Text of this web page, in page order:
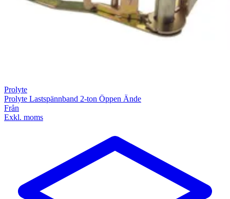
Prolyte
Prolyte Lastspännband 2-ton Öppen Ände
Från
Exkl. moms